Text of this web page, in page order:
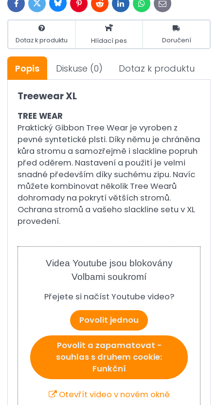
FacebookTwitterBlueskyPinterestRedditLinkedInWhatsApp
E-
mail
Dotaz k produktu Hlídací pes Doručení
Popis Diskuse (0) Dotaz k produktu
Treewear XL
TREE WEAR
Praktický Gibbon Tree Wear je vyroben z
pevné syntetické plsti. Díky němu je chráněna
kůra stromu a samozřejmě i slackline popruh
před oděrem. Nastavení a použití je velmi
snadné především díky suchému zipu. Navíc
můžete kombinovat několik Tree Wearů
dohromady na pokrytí větších stromů.
Ochrana stromů a vašeho slackline setu v XL
provedení.
Videa Youtube jsou blokovány
Volbami soukromí
Přejete si načíst Youtube video?
Povolit jednou
Povolit a zapamatovat -
souhlas s druhem cookie:
Funkční
Otevřít video v novém okně